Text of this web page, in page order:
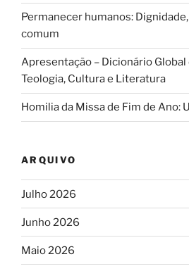
Permanecer humanos:
comum
Apresentação – Dicionário Global
Teologia, Cultura e Literatura
Homilia da Missa de Fim de Ano:
ARQUIVO
Julho 2026
Junho 2026
Maio 2026